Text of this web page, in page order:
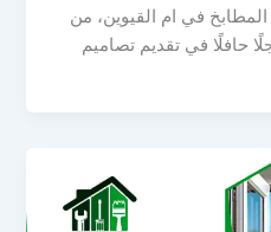
في ام القيوين، من
حافلًا في تقديم تصاميم